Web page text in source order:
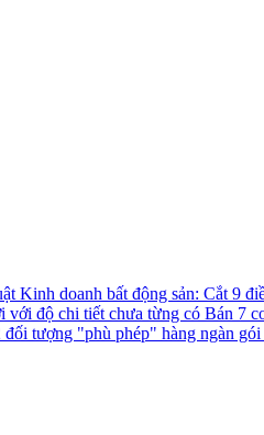
Kinh doanh bất động sản: Cắt 9
với độ chi tiết chưa từng có Bán 7
tượng "phù phép" hàng ngàn